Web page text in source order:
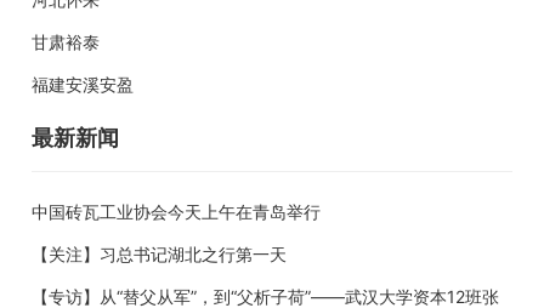
甘肃裕泰
福建安溪安盈
最新新闻
中国砖瓦工业协会今天上午在青岛举行
【关注】习总书记湖北之行第一天
【专访】从“替父从军”，到“父析子荷”——武汉大学资本12班张